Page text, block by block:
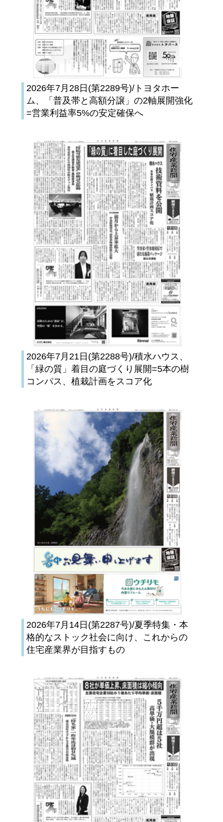
2026年7月28日(第2289号)/トヨタホー
ム、「普及帯と高額分譲」の2軸展開強化
=営業利益率5%の安定確保へ
2026年7月21日(第2288号)/積水ハウス、
「緑の質」着目の庭づくり展開=5本の樹
コンパス、植栽計画をスコア化
2026年7月14日(第2287号)/夏季特集・本
格的なストック社会に向け、これからの
住宅産業界が目指すもの